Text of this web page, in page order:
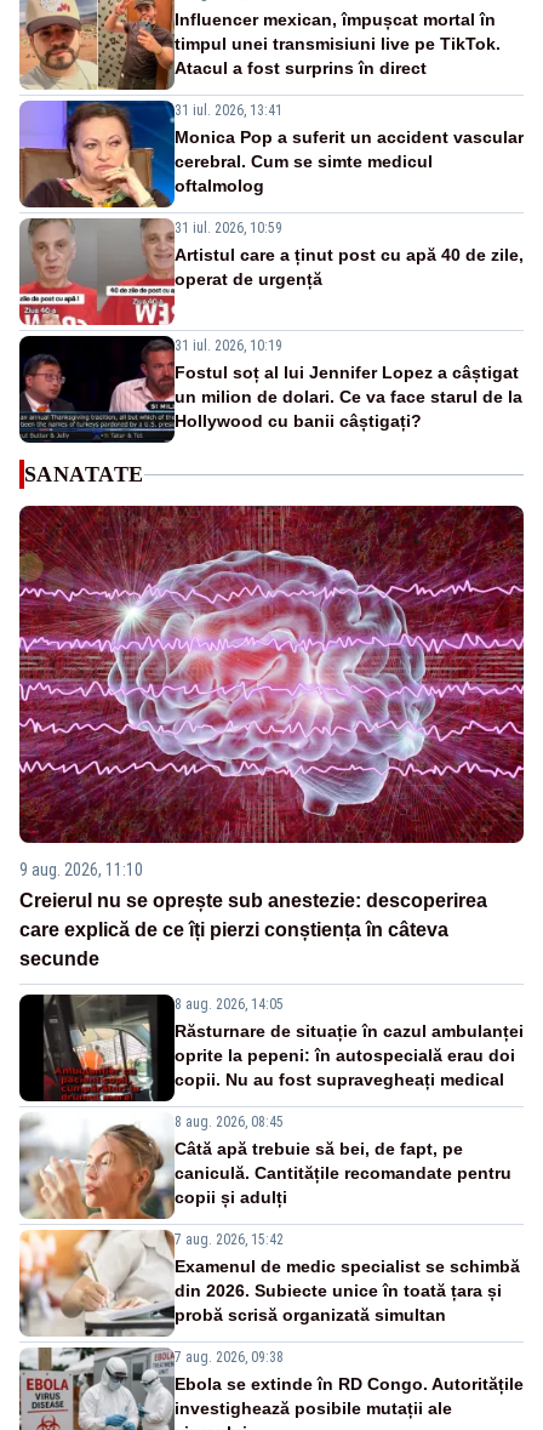
Influencer mexican, împușcat mortal în
timpul unei transmisiuni live pe TikTok.
Atacul a fost surprins în direct
31 iul. 2026, 13:41
Monica Pop a suferit un accident vascular
cerebral. Cum se simte medicul
oftalmolog
31 iul. 2026, 10:59
Artistul care a ținut post cu apă 40 de zile,
operat de urgență
31 iul. 2026, 10:19
Fostul soț al lui Jennifer Lopez a câștigat
un milion de dolari. Ce va face starul de la
Hollywood cu banii câștigați?
SANATATE
9 aug. 2026, 11:10
Creierul nu se oprește sub anestezie: descoperirea
care explică de ce îți pierzi conștiența în câteva
secunde
8 aug. 2026, 14:05
Răsturnare de situație în cazul ambulanței
oprite la pepeni: în autospecială erau doi
copii. Nu au fost supravegheați medical
8 aug. 2026, 08:45
Câtă apă trebuie să bei, de fapt, pe
caniculă. Cantitățile recomandate pentru
copii și adulți
7 aug. 2026, 15:42
Examenul de medic specialist se schimbă
din 2026. Subiecte unice în toată țara și
probă scrisă organizată simultan
7 aug. 2026, 09:38
Ebola se extinde în RD Congo. Autoritățile
investighează posibile mutații ale